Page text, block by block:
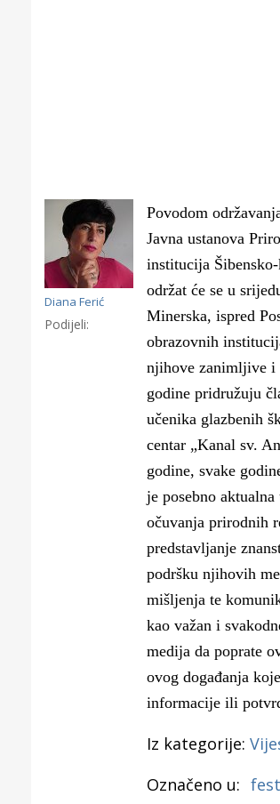
Diana Ferić
Podijeli:
Povodom
Javna ustanova
institucija
održat će se u
Minerska, ispred
obrazovnih
njihove zanimljive i
godine pridružuju
učenika glazbenih
centar „Kanal sv.
godine, svake
je posebno
očuvanja prirodnih
predstavljanje
podršku njihovih
mišljenja te
kao važan i
medija da poprate
ovog događanja
informacije ili
Iz kategorije:
Označeno u: